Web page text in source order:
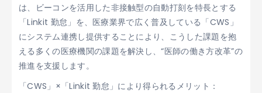
は、ビーコンを活用した非接触型の自動打刻を特長とする
「Linkit 勤怠」を、医療業界で広く普及している「CWS」
にシステム連携し提供することにより、こうした課題を抱
える多くの医療機関の課題を解決し、“医師の働き方改革”の
推進を支援します。
「CWS」×「Linkit 勤怠」により得られるメリット：